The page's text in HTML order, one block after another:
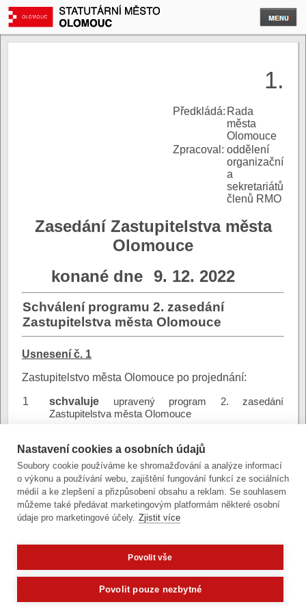
1.
Předkládá: Rada
města
Olomouce
Zpracoval: oddělení
organizační
a
sekretariátů
členů RMO
Zasedání Zastupitelstva města
Olomouce
konané dne 9. 12. 2022
Schválení programu 2. zasedání
Zastupitelstva města Olomouce
Usnesení č. 1
Zastupitelstvo města Olomouce po projednání:
1 schvaluje
upravený program 2. zasedání
Zastupitelstva města Olomouce
Důvodová
zpráva:
Program ZMO
9.12.2022
(stránkový dokument - Open XML)
Články a fotografie lze kopírovat jen se svolením provozovatele
vývoj|správa obsahu| design:Rency
Nastavení cookies a osobních údajů
Soubory cookie používáme ke shromažďování a analýze informací
o výkonu a používání webu, zajištění fungování funkcí ze sociálních
médií a ke zlepšení a přizpůsobení obsahu a reklam. Se souhlasem
můžeme také předávat marketingovým platformám některé osobní
údaje pro marketingové účely. Zjistit více
Povolit vše
Povolit pouze nezbytné
Potřebujete poradit?Zeptejte se našeh